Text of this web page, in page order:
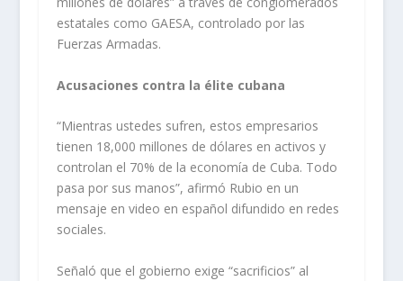
estatales como GAESA, controlado por las
Fuerzas Armadas.
Acusaciones contra la élite cubana
“Mientras ustedes sufren, estos empresarios
tienen 18,000 millones de dólares en activos y
controlan el 70% de la economía de Cuba. Todo
pasa por sus manos”, afirmó Rubio en un
mensaje en video en español difundido en redes
sociales.
Señaló que el gobierno exige “sacrificios” al